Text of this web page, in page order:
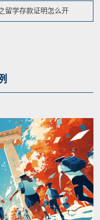
留学存款证明怎么开